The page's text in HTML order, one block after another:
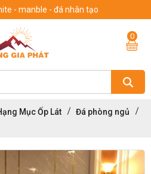
- manble - đá nhân tạo
0
Mục Ốp Lát
Đá phòng ngủ